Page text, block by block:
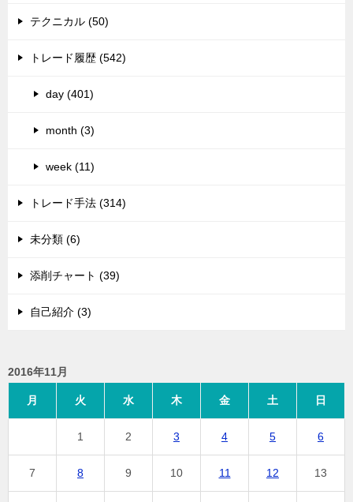
テクニカル (50)
トレード履歴 (542)
day (401)
month (3)
week (11)
トレード手法 (314)
未分類 (6)
添削チャート (39)
自己紹介 (3)
2016年11月
月 火 水 木 金 土 日
1 2 3 4 5 6
7 8 9 10 11 12 13